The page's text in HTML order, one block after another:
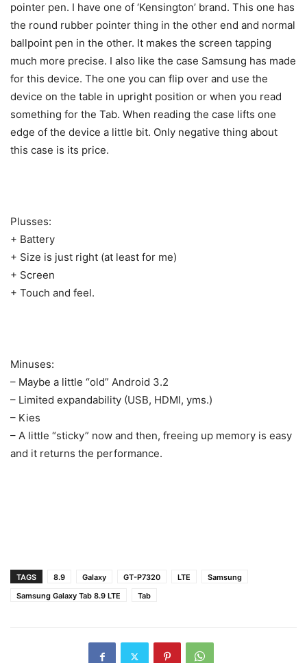
pointer pen. I have one of ‘Kensington’ brand. This one has
the round rubber pointer thing in the other end and normal
ballpoint pen in the other. It makes the screen tapping
much more precise. I also like the case Samsung has made
for this device. The one you can flip over and use the
device on the table in upright position or when you read
something for the Tab. When reading the case lifts one
edge of the device a little bit. Only negative thing about
this case is its price.
Plusses:
+ Battery
+ Size is just right (at least for me)
+ Screen
+ Touch and feel.
Minuses:
– Maybe a little “old” Android 3.2
– Limited expandability (USB, HDMI, yms.)
– Kies
– A little “sticky” now and then, freeing up memory is easy
and it returns the performance.
TAGS 8.9 Galaxy GT-P7320 LTE
Samsung
Samsung Galaxy Tab 8.9 LTE
Tab